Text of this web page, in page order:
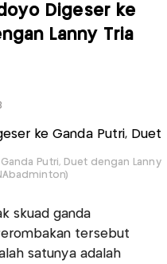
Digeser ke
Lanny Tria
Putri, Duet dengan Lanny
skuad ganda
tersebut
satunya adalah